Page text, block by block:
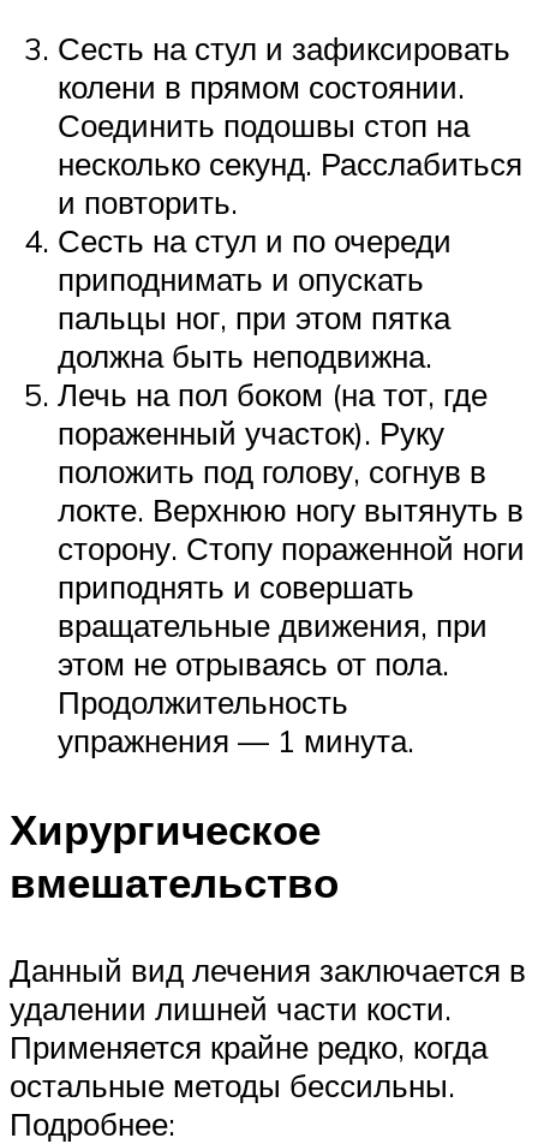
Сесть на стул и зафиксировать
колени в прямом состоянии.
Соединить подошвы стоп на
несколько секунд. Расслабиться
и повторить.
Сесть на стул и по очереди
приподнимать и опускать
пальцы ног, при этом пятка
должна быть неподвижна.
Лечь на пол боком (на тот, где
пораженный участок). Руку
положить под голову, согнув в
локте. Верхнюю ногу вытянуть в
сторону. Стопу пораженной ноги
приподнять и совершать
вращательные движения, при
этом не отрываясь от пола.
Продолжительность
упражнения — 1 минута.
Хирургическое
вмешательство
Данный вид лечения заключается в
удалении лишней части кости.
Применяется крайне редко, когда
остальные методы бессильны.
Подробнее: